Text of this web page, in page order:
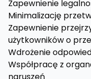
Zapewnienie
Minimalizację
Zapewnienie
użytkowników o
Wdrożenie
Współpracę z